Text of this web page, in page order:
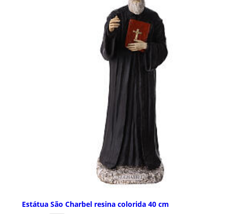
Estátua São Charbel resina colorida 40 cm